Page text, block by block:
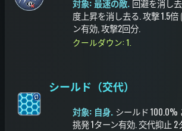
対象: 最速の敵. 回避を消し
度上昇を消し去る.攻撃1.5倍
ン有効, 攻撃2回分.
クールダウン: 1.
シールド（交代）
対象: 自身. シールド100.0%
挑発1ターン有効.交代抑止 2